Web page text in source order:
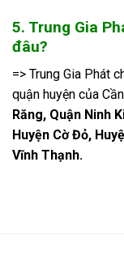
5. Trung Gia
đâu?
=> Trung Gia Phát
quận huyện của
Răng, Quận Ninh
Huyện Cờ Đỏ,
Vĩnh Thạnh.